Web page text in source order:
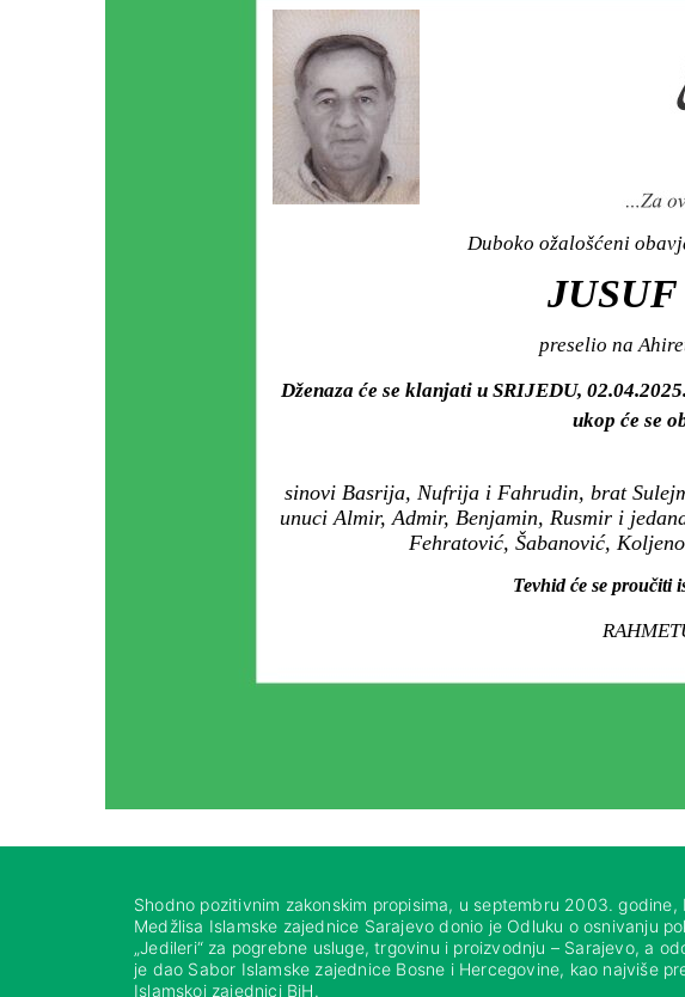
Duboko ožalošćeni
preselio na
Dženaza će se klanjati u SRIJEDU,
ukop će se
sinovi Basrija, Nufrija i Fahrudin, brat
unuci Almir, Admir, Benjamin, Rusmir i
Fehratović, Šabanović,
Tevhid će se proučiti
Shodno pozitivnim zakonskim propisima, u septembru 2003. godine,
Medžlisa Islamske zajednice Sarajevo donio je Odluku o osnivanju
„Jedileri“ za pogrebne usluge, trgovinu i proizvodnju – Sarajevo, a
je dao Sabor Islamske zajednice Bosne i Hercegovine, kao najviše
Islamskoj zajednici BiH.